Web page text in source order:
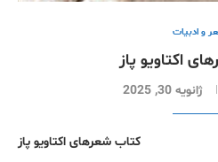
و ادبیات
اکتاویو پاز
ژانویه 30, 2025
کتاب شعرهای اکتاویو پاز